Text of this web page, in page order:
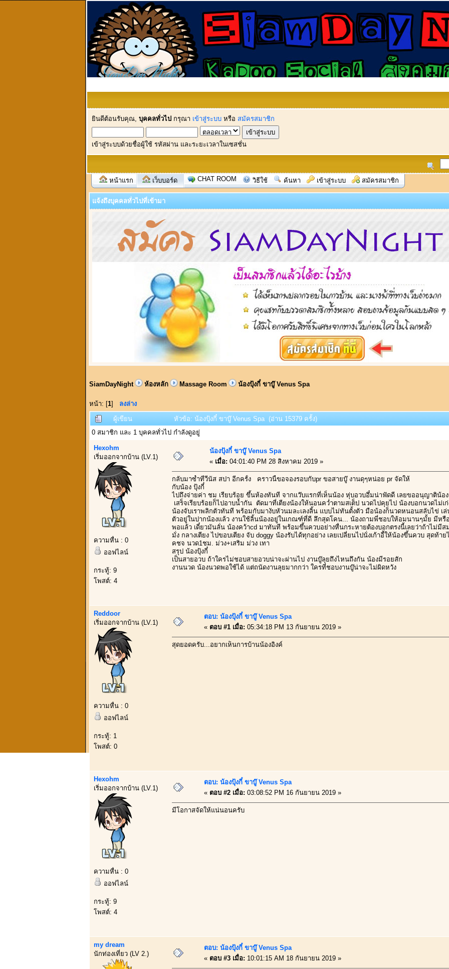
ยินดีต้อนรับคุณ, บุคคลทั่วไป กรุณา เข้าสู่ระบบ หรือ สมัครสมาชิก
เข้าสู่ระบบด้วยชื่อผู้ใช้ รหัสผ่าน และระยะเวลาในเซสชั่น
หน้าแรก เว็บบอร์ด CHAT ROOM วิธีใช้ ค้นหา เข้าสู่ระบบ สมัครสมาชิก
แจ้งถึงบุคคลทั่วไปที่เข้ามา
SiamDayNight ห้องหลัก Massage Room น้องปุ้งกี๋ ขาบู๊ Venus Spa
หน้า: [1] ลงล่าง
ผู้เขียน
หัวข้อ: น้องปุ้งกี๋ ขาบู๊ Venus Spa (อ่าน 15379 ครั้ง)
0 สมาชิก และ 1 บุคคลทั่วไป กำลังดูอยู่
Hexohm
เริ่มออกจากบ้าน (LV.1)
ความหื่น : 0
ออฟไลน์
กระทู้: 9
โพสต์: 4
น้องปุ้งกี๋ ขาบู๊ Venus Spa
« เมื่อ: 04:01:40 PM 28 สิงหาคม 2019 »
กลับมาซ้ำที่วีนัส สปา อีกครั้ง คราวนี้ขอจองรอบกับpr ขอสายบู๊ งานดุๆหน่อย pr จัดให้
กับน้อง ปุ้งกี๋
ไปถึงจ่ายค่า ชม เรียบร้อย ขึ้นห้องทันที จากแว๊บแรกที่เห็นน้อง หุ่บอวบอึ๋มน่าฟัดดี เลยขออนุญาติน้อ
เสร็จเรียบร้อยก็ไปอาบน้ำกัน ตัดมาที่เตียงน้องให้นอนคว่ำตามสเต็ป นวดไปคุยไป น้องบอกนวดไม่
น้องจับเราพลิกตัวทันที พร้อมกับมางับหัวนมละเลงลิ้น แบบไม่ทันตั้งตัว มือน้องก็นวดหนอนสลับไข่ เล่
ตัวอยู่ในปากน้องแล้ว งานใช้ลิ้นน้องอยู่ในเกณฑ์ที่ดี ลึกสุดโคน... น้องถามพี่ชอบให้อมนานๆมั้ย มีหรื
พอแล้ว เดี๋ยวมันลั่น น้องคว้าcd มาทันที พร้อมขึ้นควบอย่างหื่นกระหายต้องบอกตรงนี้เลยว่าถ้าไม่มี
มั่ง กลางเตียง ไปขอบเตียง จับ doggy น้องรับได้ทุกอย่าง เลยเปลี่ยนไปนั่งเก้าอี้ให้น้องขึ้นควบ สุดท้า
คชจ นวด1ชม. ม่วง+เสริม ม่วง เทา
สรุป น้องปุ้งกี๋
เป็นสายอวบ ถ้าใครไม่ชอบสายอวบน่าจะผ่านไป งานบู๊ลุยถึงไหนถึงกัน น้องมีรอยสัก
งานนวด น้องนวดพอใช้ได้ แต่ถนัดงานลุยมากกว่า ใครที่ชอบงานบู๊น่าจะไม่ผิดหวัง
Reddoor
เริ่มออกจากบ้าน (LV.1)
ความหื่น : 0
ออฟไลน์
กระทู้: 1
โพสต์: 0
ตอบ: น้องปุ้งกี๋ ขาบู๊ Venus Spa
« ตอบ #1 เมื่อ: 05:34:18 PM 13 กันยายน 2019 »
สุดยอดครับ...อยากเห็นการบ้านน้องอิงค์
Hexohm
เริ่มออกจากบ้าน (LV.1)
ความหื่น : 0
ออฟไลน์
กระทู้: 9
โพสต์: 4
ตอบ: น้องปุ้งกี๋ ขาบู๊ Venus Spa
« ตอบ #2 เมื่อ: 03:08:52 PM 16 กันยายน 2019 »
มีโอกาสจัดให้แน่นอนครับ
my dream
นักท่องเที่ยว (LV 2.)
ตอบ: น้องปุ้งกี๋ ขาบู๊ Venus Spa
« ตอบ #3 เมื่อ: 10:01:15 AM 18 กันยายน 2019 »